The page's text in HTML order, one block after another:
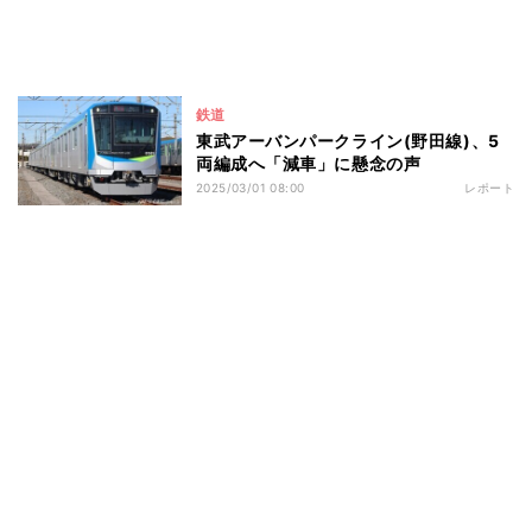
鉄道
東武アーバンパークライン(野田線)、5
両編成へ「減車」に懸念の声
2025/03/01 08:00 レポート